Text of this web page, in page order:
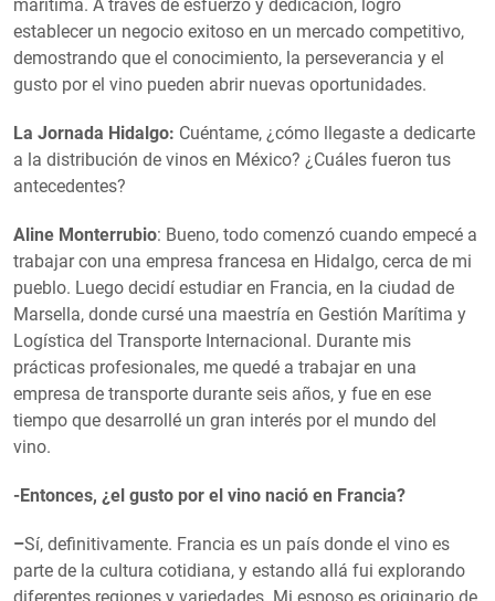
marítima. A través de esfuerzo y dedicación, logró
establecer un negocio exitoso en un mercado competitivo,
demostrando que el conocimiento, la perseverancia y el
gusto por el vino pueden abrir nuevas oportunidades.
La Jornada Hidalgo: Cuéntame, ¿cómo llegaste a dedicarte
a la distribución de vinos en México? ¿Cuáles fueron tus
antecedentes?
Aline Monterrubio: Bueno, todo comenzó cuando empecé a
trabajar con una empresa francesa en Hidalgo, cerca de mi
pueblo. Luego decidí estudiar en Francia, en la ciudad de
Marsella, donde cursé una maestría en Gestión Marítima y
Logística del Transporte Internacional. Durante mis
prácticas profesionales, me quedé a trabajar en una
empresa de transporte durante seis años, y fue en ese
tiempo que desarrollé un gran interés por el mundo del
vino.
-Entonces, ¿el gusto por el vino nació en Francia?
–Sí, definitivamente. Francia es un país donde el vino es
parte de la cultura cotidiana, y estando allá fui explorando
diferentes regiones y variedades. Mi esposo es originario de